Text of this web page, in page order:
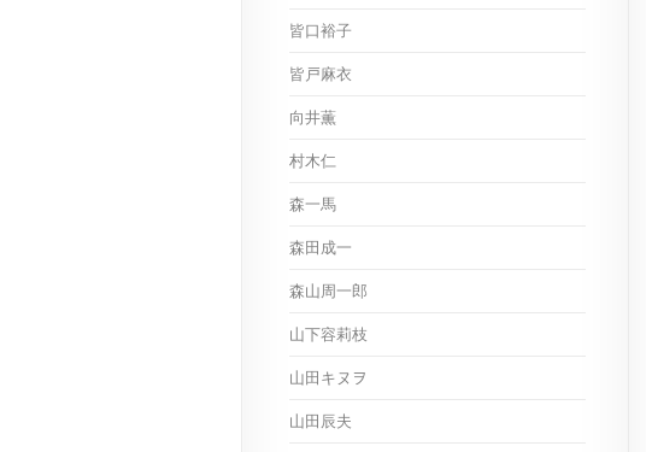
皆口裕子
皆戸麻衣
向井薫
村木仁
森一馬
森田成一
森山周一郎
山下容莉枝
山田キヌヲ
山田辰夫